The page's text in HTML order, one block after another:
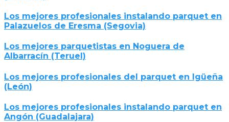
Los mejores profesionales instalando parquet en
Palazuelos de Eresma (Segovia)
Los mejores parquetistas en Noguera de
Albarracín (Teruel)
Los mejores profesionales del parquet en Igüeña
(León)
Los mejores profesionales instalando parquet en
Angón (Guadalajara)